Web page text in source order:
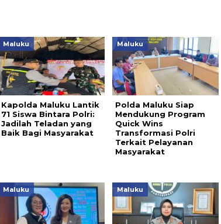
Maluku
Kapolda Maluku Lantik
71 Siswa Bintara Polri:
Jadilah Teladan yang
Baik Bagi Masyarakat
Maluku
Polda Maluku Siap
Mendukung Program
Quick Wins
Transformasi Polri
Terkait Pelayanan
Masyarakat
Maluku Maluku